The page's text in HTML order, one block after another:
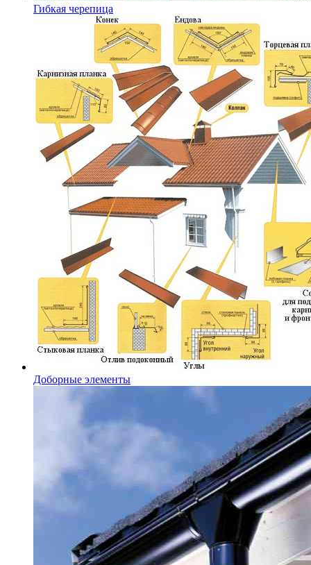
Гибкая черепица
Доборные элементы